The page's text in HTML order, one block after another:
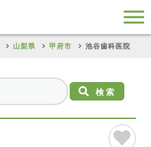
山梨県 甲府市 池谷歯科医院
検索